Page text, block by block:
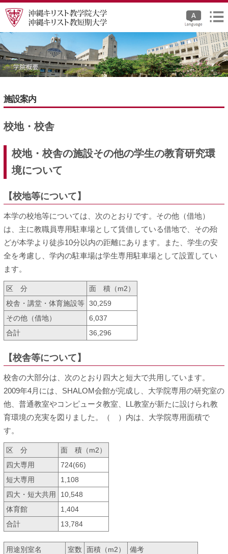
施設案内
校地・校舎
校地・校舎の施設その他の学生の教育研究環
境について
【校地等について】
本学の校地等については、次のとおりです。その他（借地）
は、主に教職員専用駐車場として賃借している借地で、その殆
どが本学より徒歩10分以内の距離にあります。また、学生の安
全を考慮し、学内の駐車場は学生専用駐車場として設置してい
ます。
区 分 面 積（m2 ）
校舎・講堂・体育施設等 30,259
その他（借地）
6,037
合計
36,296
【校舎等について】
校舎の大部分は、次のとおり四大と短大で共用しています。
2009年4月には、SHALOM会館が完成し、大学院専用の研究室の
他、普通教室やコンピュータ教室、LL教室が新たに設けられ教
育環境の充実を図りました。（ ）内は、大学院専用面積で
す。
区 分 面 積（m2 ）
四大専用
724(66)
短大専用
1,108
四大・短大共用
10,548
体育館
1,404
合計
13,784
用途別室名 室数 面積（m2 ）
備考